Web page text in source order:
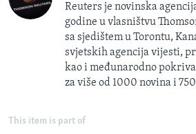
Reuters je novinska
godine u vlasništvu
sa sjedištem u Torontu,
svjetskih agencija vijesti,
kao i međunarodno
za više od 1000 novina i
This item is part of